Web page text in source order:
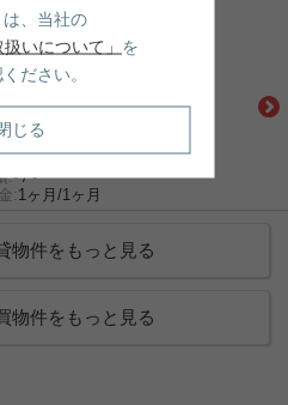
ンション
ーハウス本郷
戸線「春日」駅 徒歩1分
「後楽園」駅 徒歩4分
:- / 6.01坪
:- / -
:1ヶ月/1ヶ月
物件をもっと見る
物件をもっと見る
、当社の
扱いについて」 を
ださい。
じる